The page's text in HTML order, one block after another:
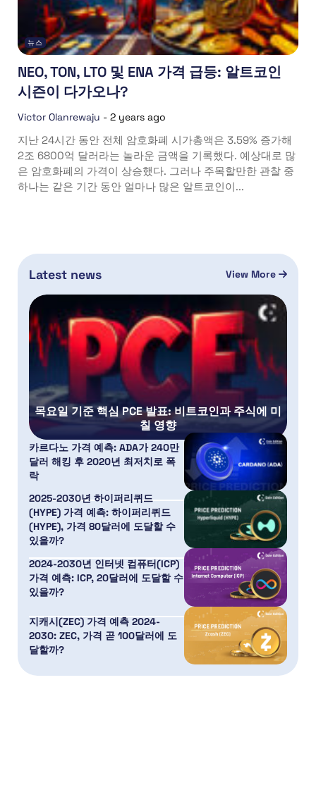
뉴스
NEO, TON, LTO 및 ENA 가격 급등: 알트코인
시즌이 다가오나?
Victor Olanrewaju - 2 years ago
지난 24시간 동안 전체 암호화폐 시가총액은 3.59% 증가해
2조 6800억 달러라는 놀라운 금액을 기록했다. 예상대로 많
은 암호화폐의 가격이 상승했다. 그러나 주목할만한 관찰 중
하나는 같은 기간 동안 얼마나 많은 알트코인이...
Latest news View More
목요일 기준 핵심 PCE 발표: 비트코인과 주식에 미
칠 영향
카르다노 가격 예측: ADA가 240만
달러 해킹 후 2020년 최저치로 폭
락
2025-2030년 하이퍼리퀴드
(HYPE) 가격 예측: 하이퍼리퀴드
(HYPE), 가격 80달러에 도달할 수
있을까?
2024-2030년 인터넷 컴퓨터(ICP)
가격 예측: ICP, 20달러에 도달할 수
있을까?
지캐시(ZEC) 가격 예측 2024-
2030: ZEC, 가격 곧 100달러에 도
달할까?